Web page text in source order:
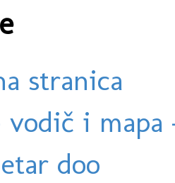
stranica
i
doo